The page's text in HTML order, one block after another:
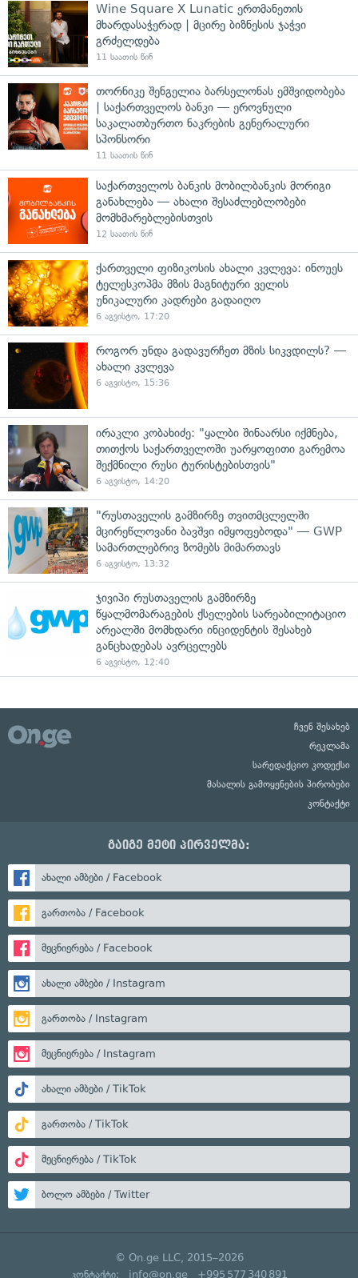
Wine Square X Lunatic ერთმანეთის
მხარდასაჭერად | მცირე ბიზნესის ჯაჭვი
გრძელდება
11 საათის წინ
თორნიკე შენგელია ბარსელონას ემშვიდობება
| საქართველოს ბანკი — ეროვნული
საკალათბურთო ნაკრების გენერალური
სპონსორი
11 საათის წინ
საქართველოს ბანკის მობილბანკის მორიგი
განახლება — ახალი შესაძლებლობები
მომხმარებლებისთვის
12 საათის წინ
ქართველი ფიზიკოსის ახალი კვლევა: ინოუეს
ტელესკოპმა მზის მაგნიტური ველის
უნიკალური კადრები გადაიღო
6 აგვისტო, 17:20
როგორ უნდა გადავურჩეთ მზის სიკვდილს? —
ახალი კვლევა
6 აგვისტო, 15:36
ირაკლი კობახიძე: "ყალბი შინაარსი იქმნება,
თითქოს საქართველოში უარყოფითი გარემოა
შექმნილი რუსი ტურისტებისთვის"
6 აგვისტო, 14:20
"რუსთაველის გამზირზე თვითმცლელში
მცირეწლოვანი ბავშვი იმყოფებოდა" — GWP
სამართლებრივ ზომებს მიმართავს
6 აგვისტო, 13:32
ჯივიპი რუსთაველის გამზირზე
წყალმომარაგების ქსელების სარეაბილიტაციო
არეალში მომხდარი ინციდენტის შესახებ
განცხადებას ავრცელებს
6 აგვისტო, 12:40
ჩვენ შესახებ
რეკლამა
სარედაქციო კოდექსი
მასალის გამოყენების პირობები
კონტაქტი
გაიგე მეტი პირველმა:
ახალი ამბები / Facebook
გართობა / Facebook
მეცნიერება / Facebook
ახალი ამბები / Instagram
გართობა / Instagram
მეცნიერება / Instagram
ახალი ამბები / TikTok
გართობა / TikTok
მეცნიერება / TikTok
ბოლო ამბები / Twitter
© On.ge LLC, 2015–2026
კონტაქტი: info@on.ge +995 577 340 891